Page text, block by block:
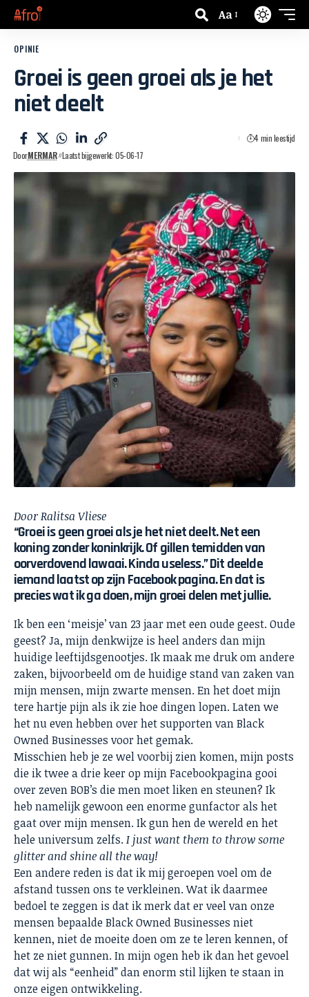
Aa
OPINIE
Groei is geen groei als je het
niet deelt
DoorMERMAR Laatst bijgewerkt: 05-06-17
4 min leestijd
Door Ralitsa Vliese
“Groei is geen groei als je het niet deelt. Net een
koning zonder koninkrijk. Of gillen temidden van
oorverdovend lawaai. Kinda useless.” Dit deelde
iemand laatst op zijn Facebook pagina. En dat is
precies wat ik ga doen, mijn groei delen met jullie.
Ik ben een ‘meisje’ van 23 jaar met een oude geest. Oude
geest? Ja, mijn denkwijze is heel anders dan mijn
huidige leeftijdsgenootjes. Ik maak me druk om andere
zaken, bijvoorbeeld om de huidige stand van zaken van
mijn mensen, mijn zwarte mensen. En het doet mijn
tere hartje pijn als ik zie hoe dingen lopen. Laten we
het nu even hebben over het supporten van Black
Owned Businesses voor het gemak.
Misschien heb je ze wel voorbij zien komen, mijn posts
die ik twee a drie keer op mijn Facebookpagina gooi
over zeven BOB’s die men moet liken en steunen? Ik
heb namelijk gewoon een enorme gunfactor als het
gaat over mijn mensen. Ik gun hen de wereld en het
hele universum zelfs.I just want them to throw some
glitter and shine all the way!
Een andere reden is dat ik mij geroepen voel om de
afstand tussen ons te verkleinen. Wat ik daarmee
bedoel te zeggen is dat ik merk dat er veel van onze
mensen bepaalde Black Owned Businesses niet
kennen, niet de moeite doen om ze te leren kennen, of
het ze niet gunnen. In mijn ogen heb ik dan het gevoel
dat wij als “eenheid” dan enorm stil lijken te staan in
onze eigen ontwikkeling.